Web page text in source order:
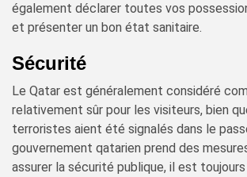
également déclarer toutes vos
et présenter un bon état sanitaire.
Sécurité
Le Qatar est généralement considéré
relativement sûr pour les visiteurs, bien
terroristes aient été signalés dans le
gouvernement qatarien prend des
assurer la sécurité publique, il est